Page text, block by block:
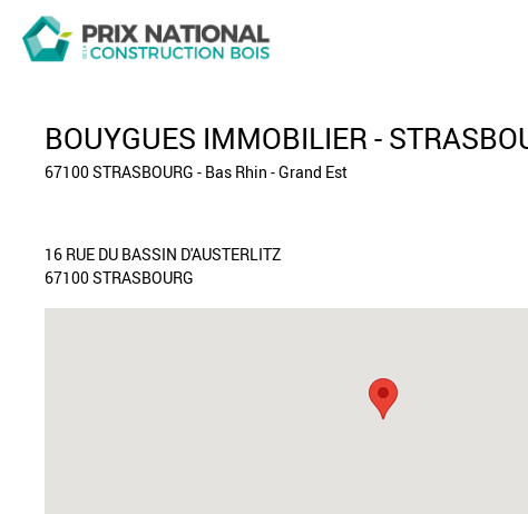
BOUYGUES IMMOBILIER -
67100 STRASBOURG - Bas Rhin - Grand Est
16 RUE DU BASSIN D'AUSTERLITZ
67100 STRASBOURG